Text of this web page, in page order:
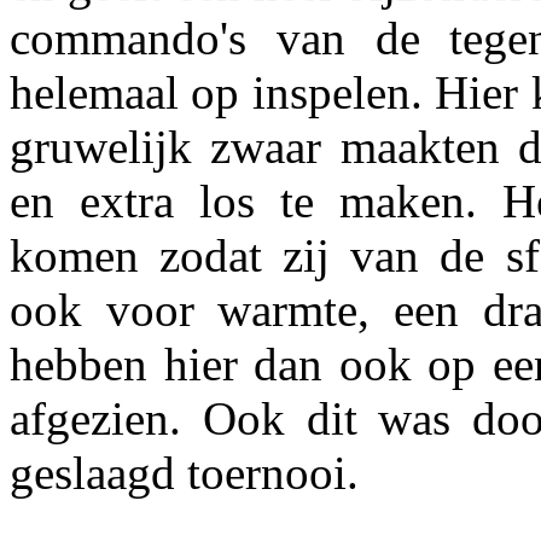
commando's van de
helemaal op inspelen.
gruwelijk zwaar maakten
en extra los te maken.
komen zodat zij van de
ook voor warmte, een
hebben hier dan ook op
afgezien. Ook dit was
geslaagd toernooi.